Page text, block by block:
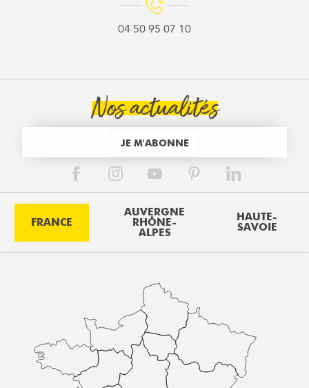
04 50 95 07 10
Nos actualités
JE M'ABONNE
FRANCE
AUVERGNE
RHÔNE-
ALPES
HAUTE-
SAVOIE